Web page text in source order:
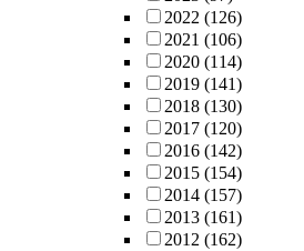
2022 (126)
2021 (106)
2020 (114)
2019 (141)
2018 (130)
2017 (120)
2016 (142)
2015 (154)
2014 (157)
2013 (161)
2012 (162)